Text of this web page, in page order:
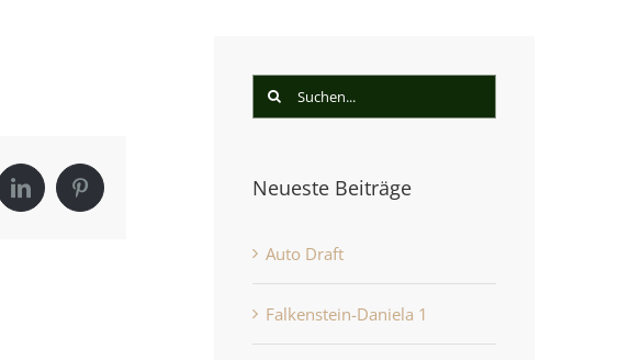
LinkedInPinterest
Suche
Neueste Beiträge
Auto Draft
Falkenstein-Daniela 1